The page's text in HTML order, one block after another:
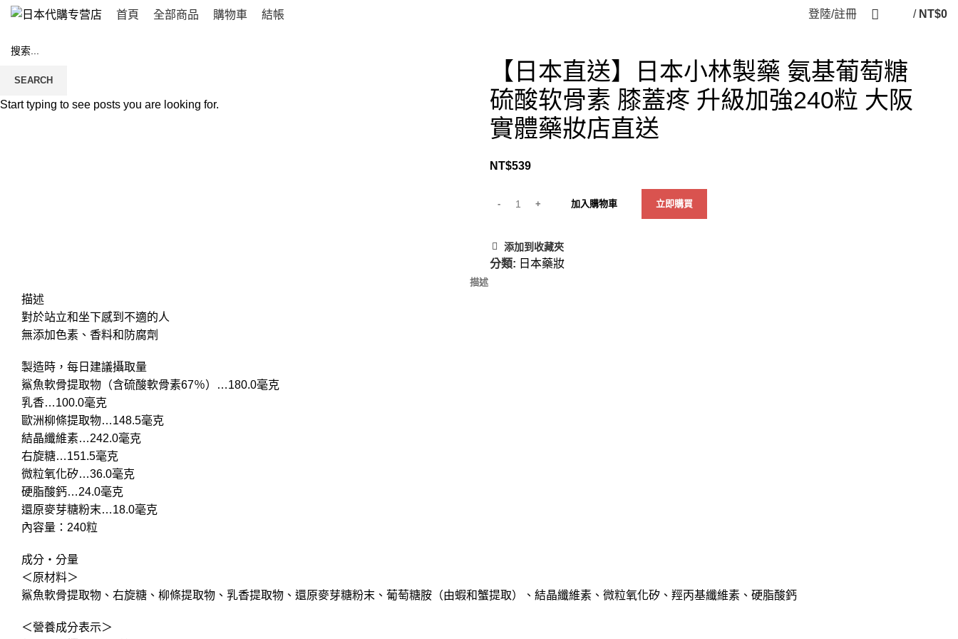
首頁 全部商品 購物車 結帳 登陸/註冊 / NT$0
Click to enlarge
【日本直送】日本小林製藥 氨基葡萄糖
硫酸软骨素 膝蓋疼 升級加強240粒 大阪
實體藥妝店直送
NT$539
加入購物車 立即購買
添加到收藏夾
分類: 日本藥妝
描述
描述
對於站立和坐下感到不適的人
無添加色素、香料和防腐劑
製造時，每日建議攝取量
鯊魚軟骨提取物（含硫酸軟骨素67％）…180.0毫克
乳香…100.0毫克
歐洲柳條提取物…148.5毫克
結晶纖維素…242.0毫克
右旋糖…151.5毫克
微粒氧化矽…36.0毫克
硬脂酸鈣…24.0毫克
還原麥芽糖粉末…18.0毫克
內容量：240粒
成分・分量
＜原材料＞
鯊魚軟骨提取物、右旋糖、柳條提取物、乳香提取物、還原麥芽糖粉末、葡萄糖胺（由蝦和蟹提取）、結晶纖維素、微粒氧化矽、羥丙基纖維素、硬脂酸鈣
＜營養成分表示＞
SEARCH
Start typing to see posts you are looking for.